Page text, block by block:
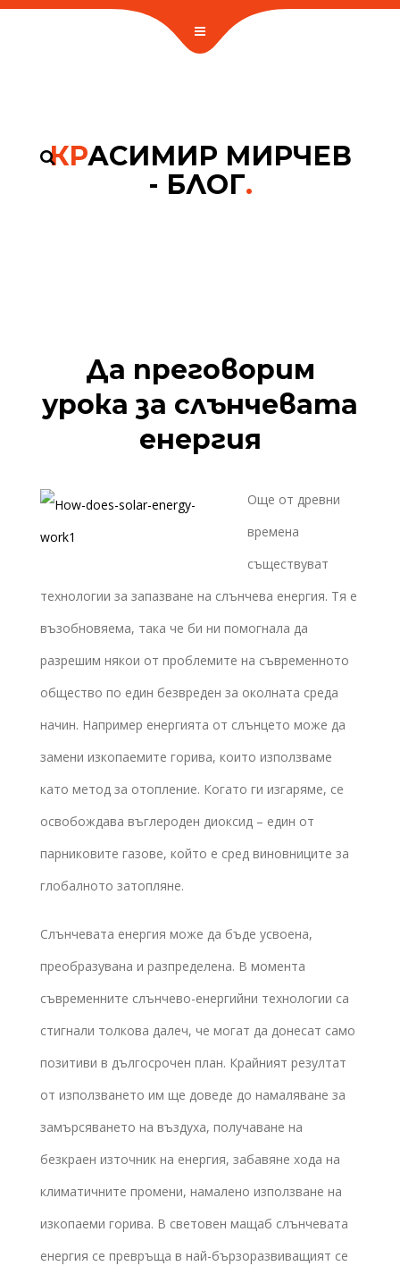
КРАСИМИР МИРЧЕВ
- БЛОГ.
Да преговорим
урока за слънчевата
енергия
Още от древни
времена
съществуват
технологии за запазване на слънчева енергия. Тя е
възобновяема, така че би ни помогнала да
разрешим някои от проблемите на съвременното
общество по един безвреден за околната среда
начин. Например енергията от слънцето може да
замени изкопаемите горива, които използваме
като метод за отопление. Когато ги изгаряме, се
освобождава въглероден диоксид – един от
парниковите газове, който е сред виновниците за
глобалното затопляне.
Слънчевата енергия може да бъде усвоена,
преобразувана и разпределена. В момента
съвременните слънчево-енергийни технологии са
стигнали толкова далеч, че могат да донесат само
позитиви в дългосрочен план. Крайният резултат
от използването им ще доведе до намаляване за
замърсяването на въздуха, получаване на
безкраен източник на енергия, забавяне хода на
климатичните промени, намалено използване на
изкопаеми горива. В световен мащаб слънчевата
енергия се превръща в най-бързоразвиващият се